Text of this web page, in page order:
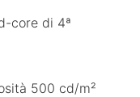
core di 4ª
500 cd/m²